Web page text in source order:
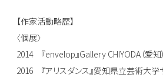
【作家活動略歴】
〈個展〉
2014 『envelop』Gallery CHIYODA（愛知）
2016 『アリスダンス』愛知県立芸術大学